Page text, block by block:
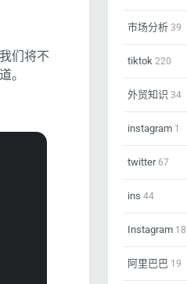
们将不
。
市场分析 39
tiktok 220
外贸知识 34
instagram 1
twitter67
ins 44
Instagram 18
阿里巴巴 19